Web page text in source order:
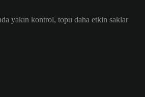
yakın kontrol, topu daha etkin saklar